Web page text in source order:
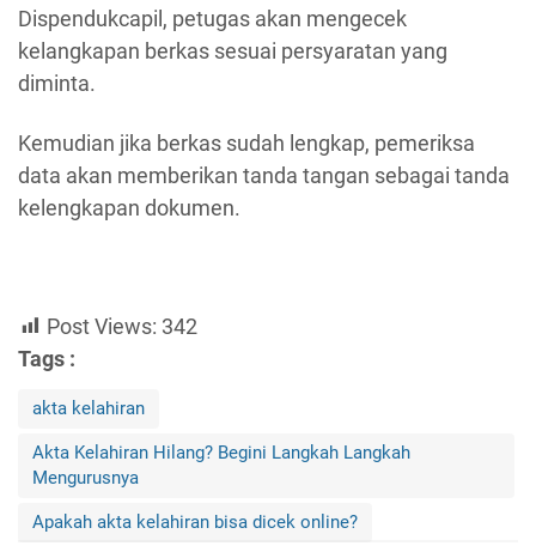
Dispendukcapil, petugas akan mengecek
kelangkapan berkas sesuai persyaratan yang
diminta.
Kemudian jika berkas sudah lengkap, pemeriksa
data akan memberikan tanda tangan sebagai tanda
kelengkapan dokumen.
Post Views: 342
Tags :
akta kelahiran
Akta Kelahiran Hilang? Begini Langkah Langkah
Mengurusnya
Apakah akta kelahiran bisa dicek online?